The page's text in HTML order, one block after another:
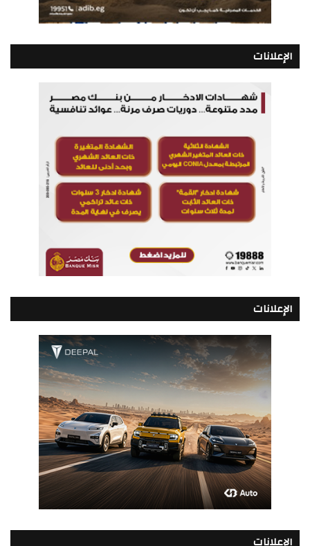
الإعلانات
الإعلانات
الإعلانات